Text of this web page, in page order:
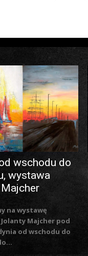
wschodu do
wystawa
na wystawę
Majcher pod
od wschodu do